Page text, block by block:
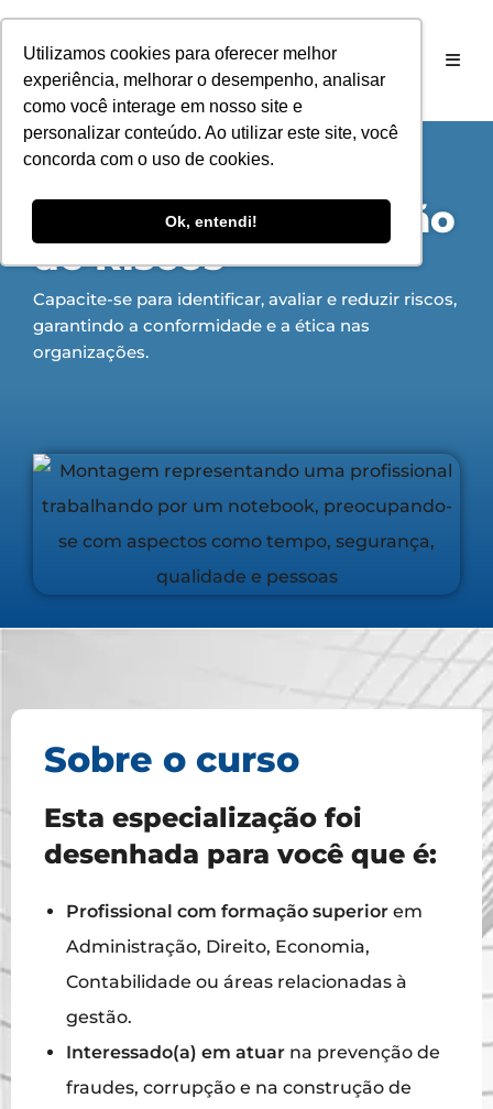
Utilizamos cookies para oferecer melhor
experiência, melhorar o desempenho, analisar
como você interage em nosso site e
personalizar conteúdo. Ao utilizar este site, você
concorda com o uso de cookies.
Ok, entendi!
PÓS-GRADUAÇÃO PRESENCIAL EM
Compliance e Gestão
de Riscos
Capacite-se para identificar, avaliar e reduzir riscos,
garantindo a conformidade e a ética nas
organizações.
Sobre o curso
Esta especialização foi
desenhada para você que é:
Profissional com formação superior em
Administração, Direito, Economia,
Contabilidade ou áreas relacionadas à
gestão.
Interessado(a) em atuar na prevenção de
fraudes, corrupção e na construção de